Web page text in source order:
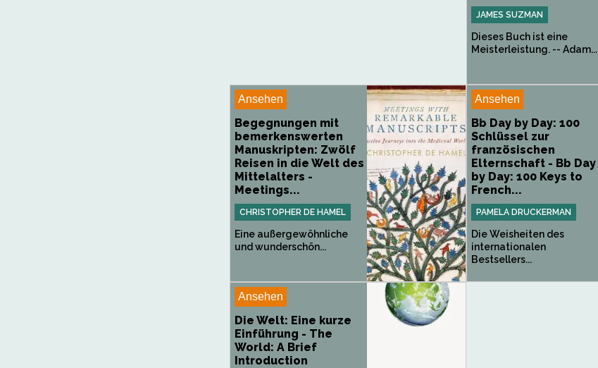
JAMES SUZMAN
Dieses Buch ist eine
Meisterleistung. -- Adam...
Ansehen
Begegnungen mit
bemerkenswerten
Manuskripten: Zwölf
Reisen in die Welt des
Mittelalters -
Meetings...
CHRISTOPHER DE HAMEL
Eine außergewöhnliche
und wunderschön...
Ansehen
Bb Day by Day: 100
Schlüssel zur
französischen
Elternschaft - Bb Day
by Day: 100 Keys to
French...
PAMELA DRUCKERMAN
Die Weisheiten des
internationalen
Bestsellers...
Ansehen
Die Welt: Eine kurze
Einführung - The
World: A Brief
Introduction